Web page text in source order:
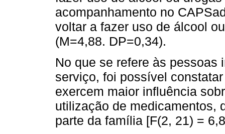
acompanhamento no
voltar a fazer uso de álcool
(M=4,88. DP=0,34).
No que se refere às pessoas
serviço, foi possível
exercem maior influência
utilização de medicamentos,
parte da família [F(2, 21) =